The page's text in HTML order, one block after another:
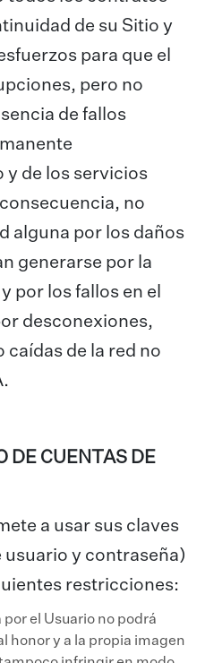
de su Sitio y
para que el
pero no
de fallos
y de los servicios
no
alguna por los daños
generarse por la
por los fallos en el
desconexiones,
caídas de la red no
DE CUENTAS DE
a usar sus claves
usuario y contraseña)
restricciones:
el Usuario no podrá
honor y a la propia imagen